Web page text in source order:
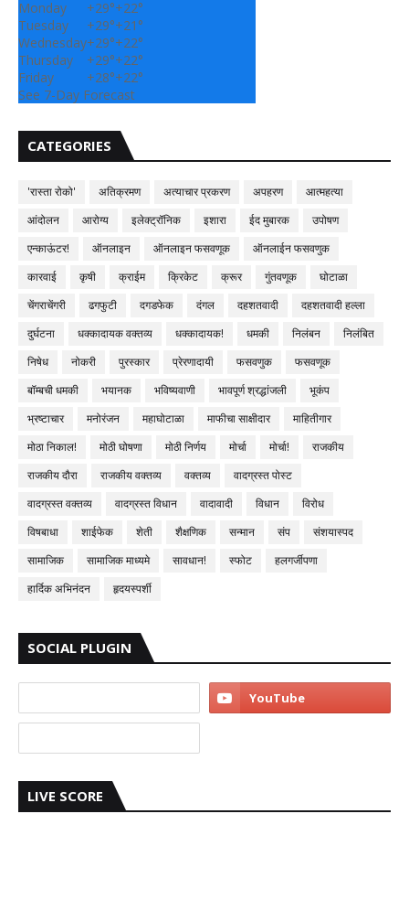
Monday +29°+22°
Tuesday
+29°+21°
Wednesday+29°+22°
Thursday
+29°+22°
Friday
+28°+22°
See 7-Day Forecast
CATEGORIES
'रास्ता रोको' अतिक्रमण अत्याचार प्रकरण अपहरण
आत्महत्या
आंदोलन
आरोग्य इलेक्ट्रॉनिक इशारा ईद मुबारक
उपोषण
एन्काऊंटर!
ऑनलाइन ऑनलाइन फसवणूक
ऑनलाईन फसवणुक
कारवाई
कृषी क्राईम क्रिकेट क्रूर गुंतवणूक
घोटाळा
चेंगराचेंगरी
ढगफुटी दगडफेक दंगल दहशतवादी
दहशतवादी हल्ला
दुर्घटना
धक्कादायक वक्तव्य धक्कादायक! धमकी निलंबन
निलंबित
निषेध
नोकरी पुरस्कार प्रेरणादायी फसवणुक
फसवणूक
बॉम्बची धमकी
भयानक भविष्यवाणी भावपूर्ण श्रद्धांजली
भूकंप
भ्रष्टाचार
मनोरंजन महाघोटाळा माफीचा साक्षीदार
माहितीगार
मोठा निकाल!
मोठी घोषणा मोठी निर्णय मोर्चा मोर्चा!
राजकीय
राजकीय दौरा
राजकीय वक्तव्य वक्तव्य
वादग्रस्त पोस्ट
वादग्रस्त वक्तव्य
वादग्रस्त विधान वादावादी विधान
विरोध
विषबाधा
शाईफेक शेती शैक्षणिक सन्मान संप
संशयास्पद
सामाजिक
सामाजिक माध्यमे सावधान! स्फोट
हलगर्जीपणा
हार्दिक अभिनंदन
हृदयस्पर्शी
SOCIAL PLUGIN
LIVE SCORE